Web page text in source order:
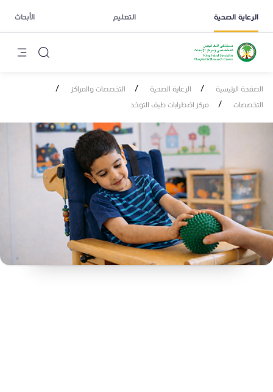
الرعاية الصحية التعليم الأبحاث
الصفحة الرئيسية / الرعاية الصحية / التخصصات والمراكز /
التخصصات / مركز اضطرابات طيف التوحّد